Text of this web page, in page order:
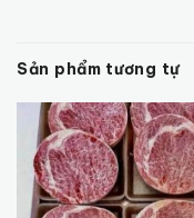
Sản phẩm tương tự